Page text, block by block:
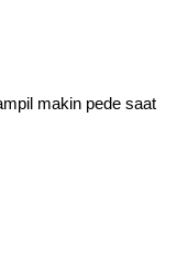
makin pede saat